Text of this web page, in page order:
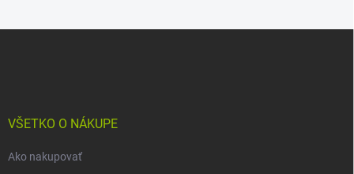
VŠETKO O NÁKUPE
Ako nakupovať